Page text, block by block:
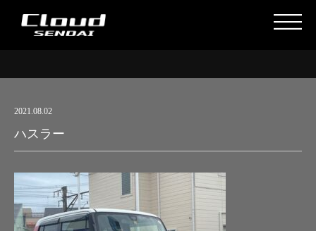
2021.08.02
ハスラー